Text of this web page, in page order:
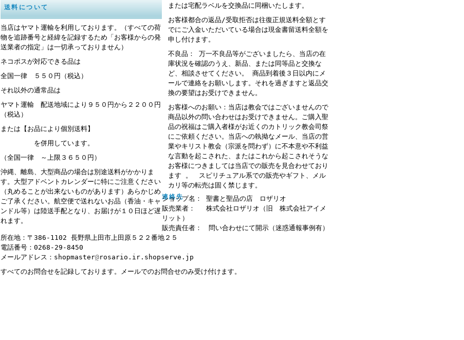
送料について
当店はヤマト運輸を利用しております。（すべての荷
物を追跡番号と経緯を記録するため「お客様からの発
送業者の指定」は一切承っておりません）
ネコポスが対応できる品は
全国一律 ５５０円（税込）
それ以外の通常品は
ヤマト運輸 配送地域により９５０円から２２００円
（税込）
または【お品により個別送料】
を併用しています。
（全国一律 ～上限３６５０円）
沖縄、離島、大型商品の場合は別途送料がかかりま
す。大型アドベントカレンダーに特にご注意ください
（丸めることが出来ないものがあります）あらかじめ
ご了承ください。航空便で送れないお品（香油・キャ
ンドル等）は陸送手配となり、お届けが１０日ほど遅
れます。
または宅配ラベルを交換品に同梱いたします。
お客様都合の返品/受取拒否は往復正規送料全額とす
でにご入金いただいている場合は現金書留送料全額を
申し付けます。
不良品： 万一不良品等がございましたら、当店の在
庫状況を確認のうえ、新品、または同等品と交換な
ど、相談させてください。 商品到着後３日以内にメ
ールで連絡をお願いします。それを過ぎますと返品交
換の要望はお受けできません。
お客様へのお願い：当店は教会ではございませんので
商品以外の問い合わせはお受けできません。ご購入聖
品の祝福はご購入者様がお近くのカトリック教会司祭
にご依頼ください。当店への執拗なメール、当店の営
業やキリスト教会（宗派を問わず）に不本意や不利益
な言動を起こされた、またはこれから起こされそうな
お客様につきましては当店での販売を見合わせており
ます 。 スピリチュアル系での販売やギフト、メル
カリ等の転売は固く禁じます。
連絡先
ショップ名： 聖書と聖品の店 ロザリオ
販売業者： 株式会社ロザリオ（旧 株式会社アイメ
リット）
販売責任者： 問い合わせにて開示（迷惑通報事例有）
所在地：〒386-1102 長野県上田市上田原５２２番地２５
電話番号：0268-29-8450
メールアドレス：shopmaster@rosario.ir.shopserve.jp
すべてのお問合せを記録しております。メールでのお問合せのみ受け付けます。